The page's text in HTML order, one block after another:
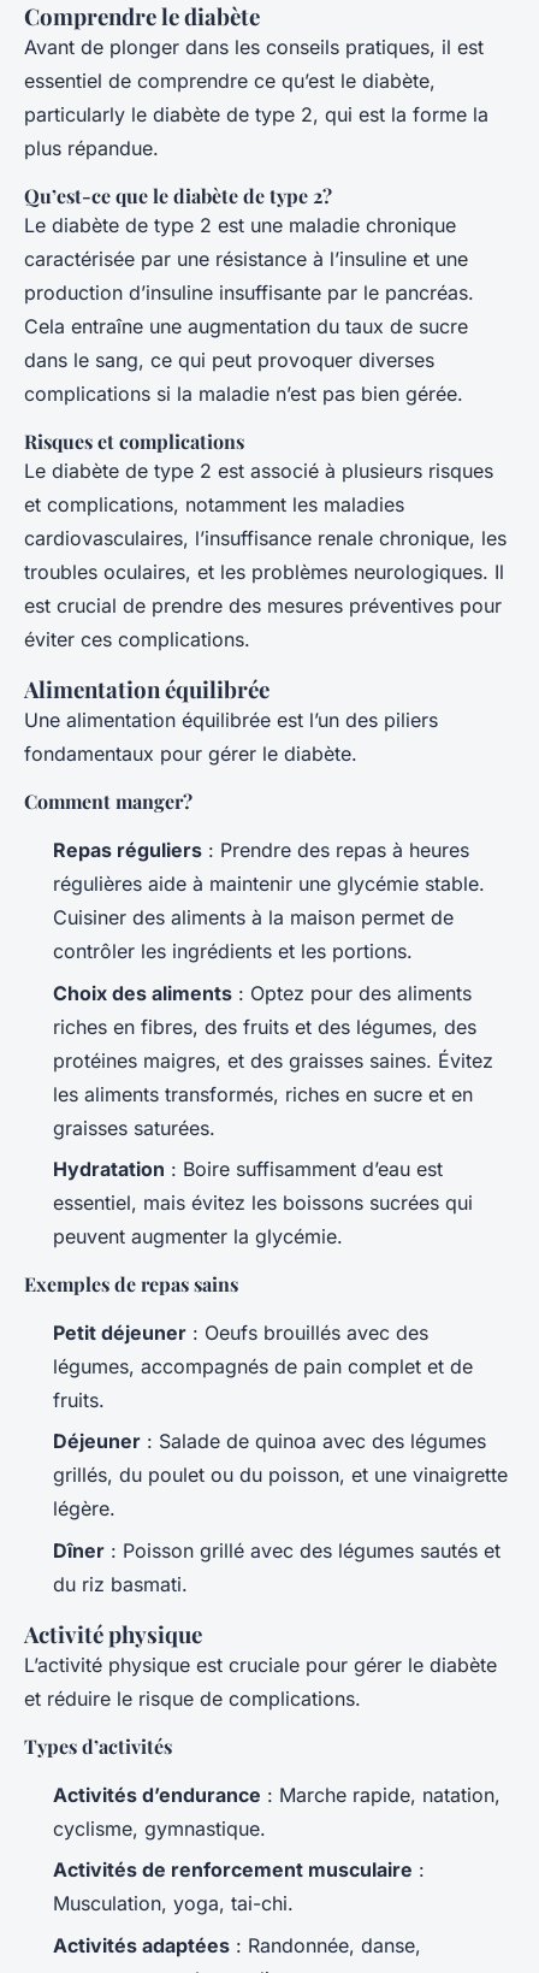
Comprendre le diabète
Avant de plonger dans les conseils pratiques, il est
essentiel de comprendre ce qu’est le diabète,
particularly le diabète de type 2, qui est la forme la
plus répandue.
Qu’est-ce que le diabète de type 2?
Le diabète de type 2 est une maladie chronique
caractérisée par une résistance à l’insuline et une
production d’insuline insuffisante par le pancréas.
Cela entraîne une augmentation du taux de sucre
dans le sang, ce qui peut provoquer diverses
complications si la maladie n’est pas bien gérée.
Risques et complications
Le diabète de type 2 est associé à plusieurs risques
et complications, notamment les maladies
cardiovasculaires, l’insuffisance renale chronique, les
troubles oculaires, et les problèmes neurologiques. Il
est crucial de prendre des mesures préventives pour
éviter ces complications.
Alimentation équilibrée
Une alimentation équilibrée est l’un des piliers
fondamentaux pour gérer le diabète.
Comment manger?
Repas réguliers : Prendre des repas à heures
régulières aide à maintenir une glycémie stable.
Cuisiner des aliments à la maison permet de
contrôler les ingrédients et les portions.
Choix des aliments : Optez pour des aliments
riches en fibres, des fruits et des légumes, des
protéines maigres, et des graisses saines. Évitez
les aliments transformés, riches en sucre et en
graisses saturées.
Hydratation : Boire suffisamment d’eau est
essentiel, mais évitez les boissons sucrées qui
peuvent augmenter la glycémie.
Exemples de repas sains
Petit déjeuner : Oeufs brouillés avec des
légumes, accompagnés de pain complet et de
fruits.
Déjeuner : Salade de quinoa avec des légumes
grillés, du poulet ou du poisson, et une vinaigrette
légère.
Dîner : Poisson grillé avec des légumes sautés et
du riz basmati.
Activité physique
L’activité physique est cruciale pour gérer le diabète
et réduire le risque de complications.
Types d’activités
Activités d’endurance : Marche rapide, natation,
cyclisme, gymnastique.
Activités de renforcement musculaire :
Musculation, yoga, tai-chi.
Activités adaptées : Randonnée, danse,